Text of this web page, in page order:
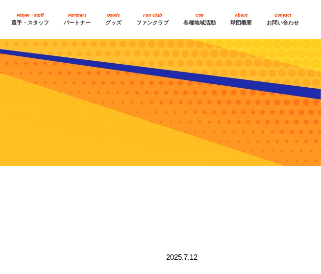
Player・Staff
選手・スタッフ
Partners
パートナー
Goods
グッズ
Fan Club
ファンクラブ
CSR
各種地域活動
About
球団概要
Contact
お問い合わせ
2025.7.12